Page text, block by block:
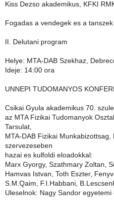
Kiss Dezso akademikus, KFKI
Fogadas a vendegek es a
II. Delutani program
Helye: MTA-DAB Szekhaz,
Ideje: 14:00 ora
UNNEPI TUDOMANYOS
Csikai Gyula akademikus 70.
az MTA Fizikai Tudomanyok
Tarsulat,
MTA-DAB Fizikai
szervezeseben
hazai es kulfoldi eloadokkal:
Marx Gyorgy, Szathmary Zoltan,
Hamvas Istvan, Toth Eszter,
S.M.Qaim, F.I.Habbani,
Uleselnok: Nagy Sandor